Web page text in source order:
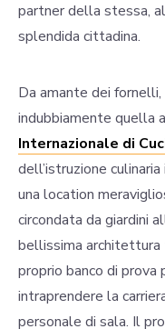
partner della stessa,
splendida cittadina.
Da amante dei
indubbiamente quella
Internazionale di
dell’istruzione
una location
circondata da giardini
bellissima architettura
proprio banco di
intraprendere la
personale di sala. Il